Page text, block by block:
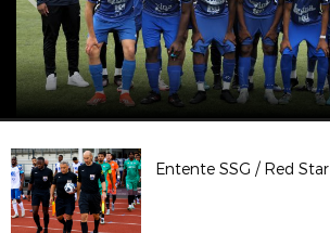
Entente SSG / Red Star